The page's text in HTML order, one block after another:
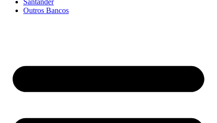
Santander
Outros Bancos